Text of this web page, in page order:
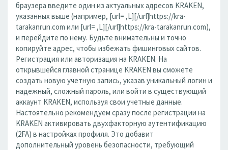
браузера введите один из актуальных адресов KRAKEN,
указанных выше (например, [url= ,L][/url]https://kra-
tarakanrun.com или [url= ,L][/url]https://kra-tarakanrun.com),
и перейдите по нему. Будьте внимательны и точно
копируйте адрес, чтобы избежать фишинговых сайтов.
Регистрация или авторизация на KRAKEN. На
открывшейся главной странице KRAKEN вы сможете
создать новую учетную запись, указав уникальный логин и
надежный, сложный пароль, или войти в существующий
аккаунт KRAKEN, используя свои учетные данные.
Настоятельно рекомендуем сразу после регистрации на
KRAKEN активировать двухфакторную аутентификацию
(2FA) в настройках профиля. Это добавит
дополнительный уровень безопасности, требующий